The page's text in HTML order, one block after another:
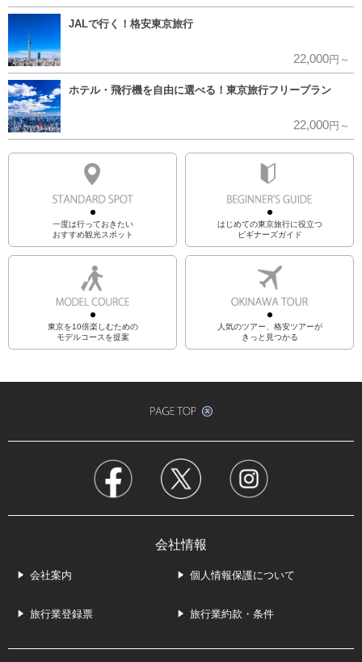
JALで行く！格安東京旅行
22,000円～
ホテル・飛行機を自由に選べる！東京旅行フリープラン
22,000円～
一度は行っておきたい
おすすめ観光スポット
はじめての東京旅行に役立つ
ビギナーズガイド
東京を10倍楽しむための
モデルコースを提案
人気のツアー、格安ツアーが
きっと見つかる
会社情報
会社案内 個人情報保護について
旅行業登録票 旅行業約款・条件